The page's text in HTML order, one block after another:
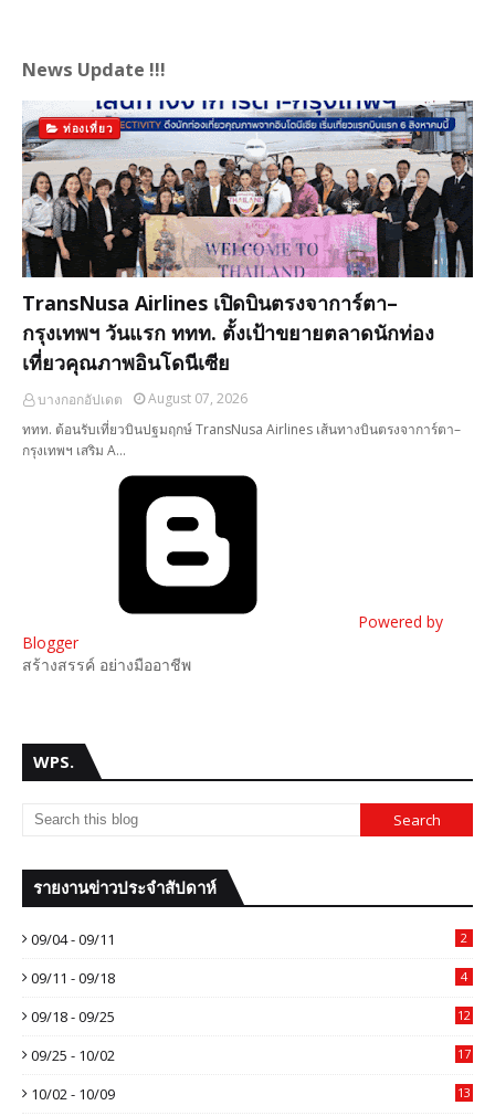
News Update !!!
ท่องเที่ยว
TransNusa Airlines เปิดบินตรงจาการ์ตา–
กรุงเทพฯ วันแรก ททท. ตั้งเป้าขยายตลาดนักท่อง
เที่ยวคุณภาพอินโดนีเซีย
บางกอกอัปเดต
August 07, 2026
ททท. ต้อนรับเที่ยวบินปฐมฤกษ์ TransNusa Airlines เส้นทางบินตรงจาการ์ตา–
กรุงเทพฯ เสริม A…
Powered by
Blogger
สร้างสรรค์ อย่างมืออาชีพ
WPS.
รายงานข่าวประจำสัปดาห์
09/04 - 09/11 2
09/11 - 09/18 4
09/18 - 09/25 12
09/25 - 10/02 17
10/02 - 10/09 13